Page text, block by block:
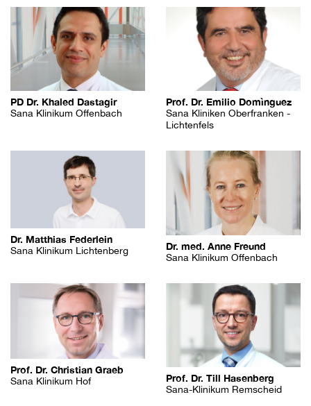
PD Dr. Khaled Dastagir
Sana Klinikum Offenbach
Prof. Dr. Emilio Domìnguez
Sana Kliniken Oberfranken -
Lichtenfels
Dr. Matthias Federlein
Sana Klinikum Lichtenberg Dr. med. Anne Freund
Sana Klinikum Offenbach
Prof. Dr. Christian Graeb
Sana Klinikum Hof Prof. Dr. Till Hasenberg
Sana-Klinikum Remscheid